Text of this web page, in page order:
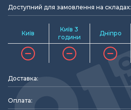
Доступний для замовлення на складах:
Київ
Київ 3
години
Дніпро
Доставка:
Оплата: